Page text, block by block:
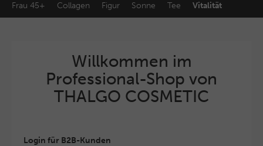
Vitalität
Frau 45+ Figur Sonne Tee
Collagen
Willkommen im
Professional-Shop von
THALGO COSMETIC
Login für B2B-Kunden